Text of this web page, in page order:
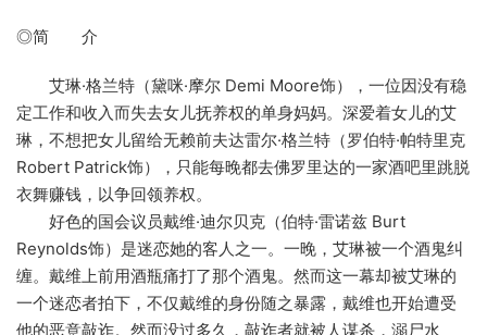
◎简 介
艾琳·格兰特（黛咪·摩尔 Demi Moore饰），一位因没有稳
定工作和收入而失去女儿抚养权的单身妈妈。深爱着女儿的艾
琳，不想把女儿留给无赖前夫达雷尔·格兰特（罗伯特·帕特里克
Robert Patrick饰），只能每晚都去佛罗里达的一家酒吧里跳脱
衣舞赚钱，以争回领养权。
好色的国会议员戴维·迪尔贝克（伯特·雷诺兹 Burt
Reynolds饰）是迷恋她的客人之一。一晚，艾琳被一个酒鬼纠
缠。戴维上前用酒瓶痛打了那个酒鬼。然而这一幕却被艾琳的
一个迷恋者拍下，不仅戴维的身份随之暴露，戴维也开始遭受
他的恶意敲诈。然而没过多久，敲诈者就被人谋杀，溺尸水